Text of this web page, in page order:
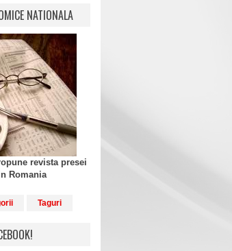
NATIONALA
revista presei
Romania
Taguri